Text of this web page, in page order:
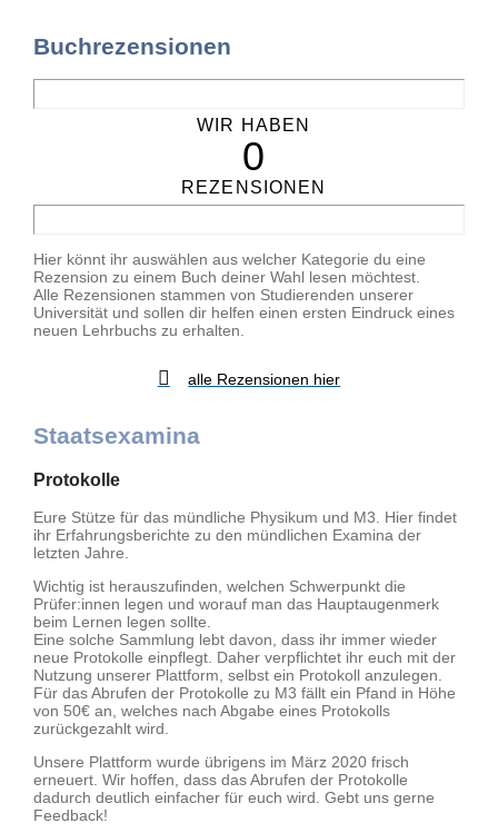
Buchrezensionen
WIR HABEN
0
REZENSIONEN
Hier könnt ihr auswählen aus welcher Kategorie du eine
Rezension zu einem Buch deiner Wahl lesen möchtest.
Alle Rezensionen stammen von Studierenden unserer
Universität und sollen dir helfen einen ersten Eindruck eines
neuen Lehrbuchs zu erhalten.
alle Rezensionen hier
Staatsexamina
Protokolle
Eure Stütze für das mündliche Physikum und M3. Hier findet
ihr Erfahrungsberichte zu den mündlichen Examina der
letzten Jahre.
Wichtig ist herauszufinden, welchen Schwerpunkt die
Prüfer:innen legen und worauf man das Hauptaugenmerk
beim Lernen legen sollte.
Eine solche Sammlung lebt davon, dass ihr immer wieder
neue Protokolle einpflegt. Daher verpflichtet ihr euch mit der
Nutzung unserer Plattform, selbst ein Protokoll anzulegen.
Für das Abrufen der Protokolle zu M3 fällt ein Pfand in Höhe
von 50€ an, welches nach Abgabe eines Protokolls
zurückgezahlt wird.
Unsere Plattform wurde übrigens im März 2020 frisch
erneuert. Wir hoffen, dass das Abrufen der Protokolle
dadurch deutlich einfacher für euch wird. Gebt uns gerne
Feedback!